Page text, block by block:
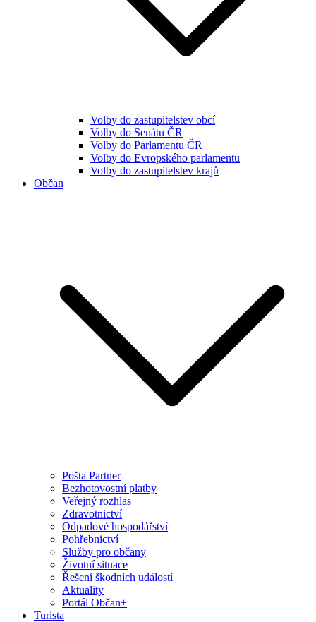
Volby do zastupitelstev obcí
Volby do Senátu ČR
Volby do Parlamentu ČR
Volby do Evropského parlamentu
Volby do zastupitelstev krajů
Občan
Pošta Partner
Bezhotovostní platby
Veřejný rozhlas
Zdravotnictví
Odpadové hospodářství
Pohřebnictví
Služby pro občany
Životní situace
Řešení škodních událostí
Aktuality
Portál Občan+
Turista